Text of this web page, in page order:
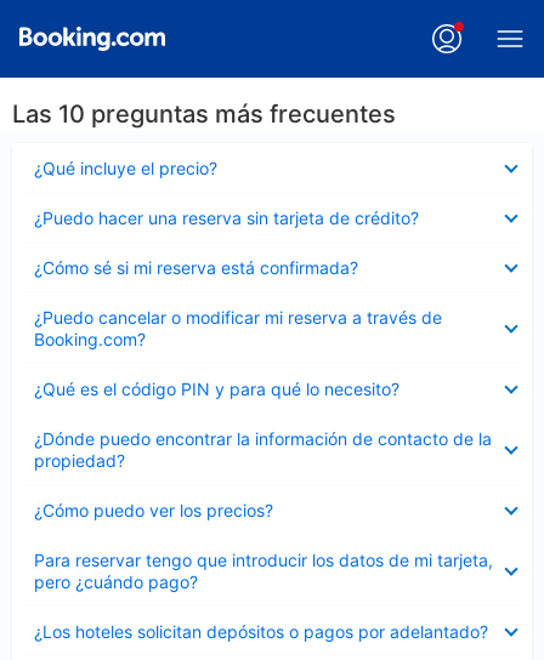
Las 10 preguntas más frecuentes
¿Qué incluye el precio?
cerrado
¿Puedo hacer una reserva sin tarjeta de crédito?
cerrado
¿Cómo sé si mi reserva está confirmada?
cerrado
¿Puedo cancelar o modificar mi reserva a través de
Booking.com?
cerrado
¿Qué es el código PIN y para qué lo necesito?
cerrado
¿Dónde puedo encontrar la información de contacto de la
propiedad?
cerrado
¿Cómo puedo ver los precios?
cerrado
Para reservar tengo que introducir los datos de mi tarjeta,
pero ¿cuándo pago?
cerrado
¿Los hoteles solicitan depósitos o pagos por adelantado?
cerrado